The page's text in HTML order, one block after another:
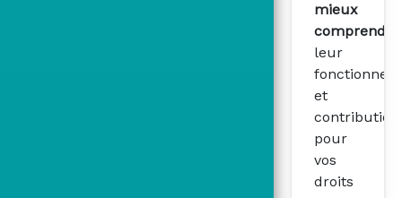
mieux
comprendre
leur
et
pour
vos
droits